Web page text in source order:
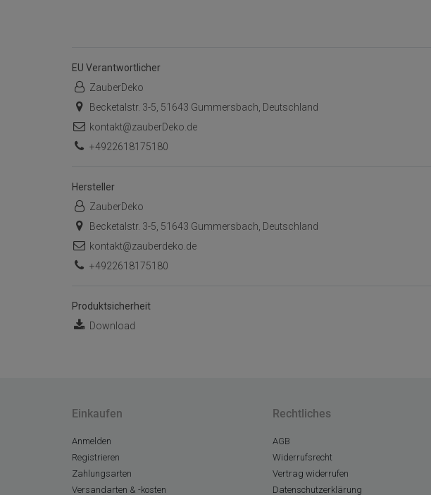
EU Verantwortlicher
ZauberDeko
Becketalstr. 3-5, 51643 Gummersbach, Deutschland
kontakt@zauberDeko.de
+4922618175180
Hersteller
ZauberDeko
Becketalstr. 3-5, 51643 Gummersbach, Deutschland
kontakt@zauberdeko.de
+4922618175180
Produktsicherheit
Download
Einkaufen
Anmelden
Registrieren
Zahlungsarten
Versandarten & -kosten
Rechtliches
AGB
Widerrufsrecht
Vertrag widerrufen
Datenschutzerklärung